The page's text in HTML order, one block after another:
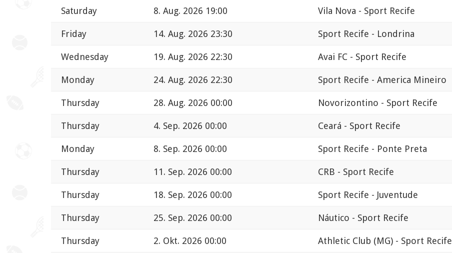
Saturday 8. Aug. 2026 19:00 Vila Nova - Sport Recife
Friday 14. Aug. 2026 23:30 Sport Recife - Londrina
Wednesday 19. Aug. 2026 22:30 Avai FC - Sport Recife
Monday 24. Aug. 2026 22:30 Sport Recife - America Mineiro
Thursday 28. Aug. 2026 00:00 Novorizontino - Sport Recife
Thursday 4. Sep. 2026 00:00 Ceará - Sport Recife
Monday 8. Sep. 2026 00:00 Sport Recife - Ponte Preta
Thursday 11. Sep. 2026 00:00 CRB - Sport Recife
Thursday 18. Sep. 2026 00:00 Sport Recife - Juventude
Thursday 25. Sep. 2026 00:00 Náutico - Sport Recife
Thursday 2. Okt. 2026 00:00 Athletic Club (MG) - Sport Recife